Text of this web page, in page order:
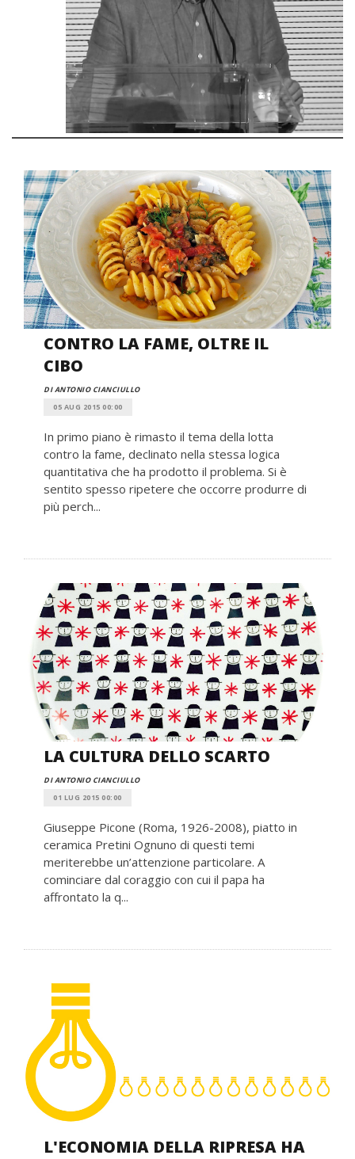
CONTRO LA FAME, OLTRE IL
CIBO
DI ANTONIO CIANCIULLO
05 AUG 2015 00:00
In primo piano è rimasto il tema della lotta
contro la fame, declinato nella stessa logica
quantitativa che ha prodotto il problema. Si è
sentito spesso ripetere che occorre produrre di
più perch...
LA CULTURA DELLO SCARTO
DI ANTONIO CIANCIULLO
01 LUG 2015 00:00
Giuseppe Picone (Roma, 1926-2008), piatto in
ceramica Pretini Ognuno di questi temi
meriterebbe un’attenzione particolare. A
cominciare dal coraggio con cui il papa ha
affrontato la q...
L'ECONOMIA DELLA RIPRESA HA